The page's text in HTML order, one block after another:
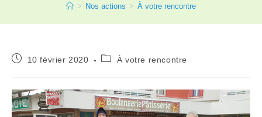
> Nos actions > À votre rencontre
10 février 2020 À votre rencontre